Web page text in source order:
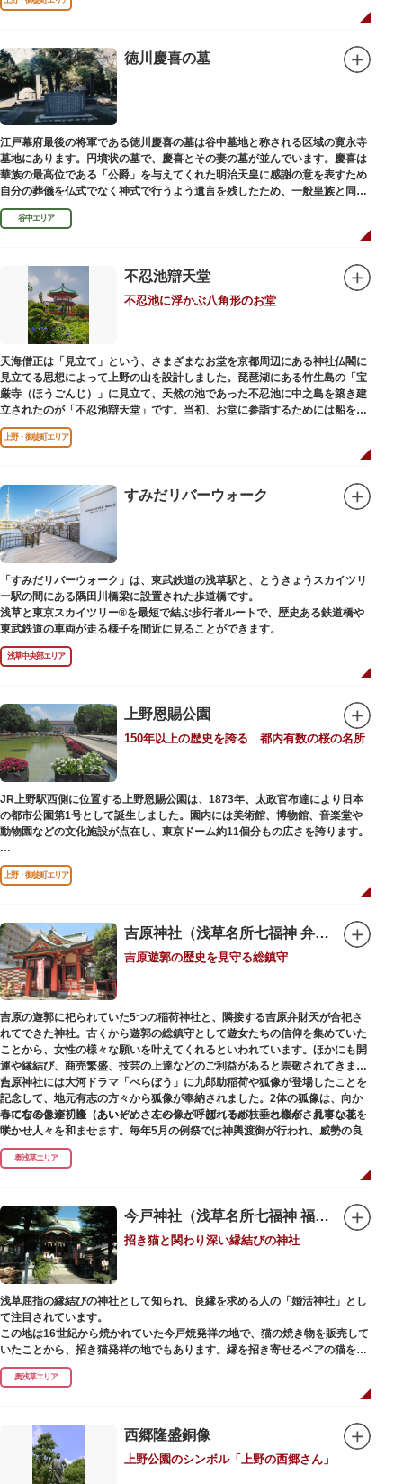
【洋館】
鹿鳴館の建築家として知られるジョサイア・コンドルによって設計された西
ています。
【撞球室】
当時の日本では非常に珍しいスイスの山小屋風の撞球室（ビリヤード場）
で、洋館から地下道でつながっています。通常は非公開ですが、毎月15日
（10月のみ10/16）に先着順で限定公開されています。
【和館大広間】
洋館に併置された名棟 梁大河喜十郎の手によるものと伝えられている書院造
りの和館で、当時は550坪に及ぶ洋館を遥かにしのぐ規模でしたが、現在は
冠婚葬祭などに使われていた大広間の1棟だけが残っています。
を一部踏襲している広大な庭は、建築様式同様に和洋併置式とされ、「芝
庭」をもつ近代庭園の初期の形を残しています。江戸時代の石碑や手水鉢、
庭石などが見られ、煉瓦塀を含めた敷地全体が重要文化財に指定されていま
徳川慶喜の墓
江戸幕府最後の将軍である徳川慶喜の墓は谷中墓地と称される区域の寛永寺
墓地にあります。円墳状の墓で、慶喜とその妻の墓が並んでいます。慶喜は
華族の最高位である「公爵」を与えてくれた明治天皇に感謝の意を表すため
自分の葬儀を仏式でなく神式で行うよう遺言を残したため、一般皇族と同じ
ような円墳が建てられました。
谷中エリア
不忍池辯天堂
不忍池に浮かぶ八角形のお堂
天海僧正は「見立て」という、さまざまなお堂を京都周辺にある神社仏閣に
見立てる思想によって上野の山を設計しました。琵琶湖にある竹生島の「宝
厳寺（ほうごんじ）」に見立て、天然の池であった不忍池に中之島を築き建
立されたのが「不忍池辯天堂」です。当初、お堂に参詣するためには船を使
用していましたが、参詣者が増えたことから橋がかけられました。不忍池の
どこからでも参拝できるように、八角形の建物になったと言われ、7月から8
ご本尊である辯才天は、音楽と芸能の守り神として広く信仰され、
「辯”財”天」とも書くことから、金運上昇といったご利益もあると言われて
います。辯才天は琵琶を持った姿で知られていますが、不忍池辯天堂の辯才
天は、8本の腕に煩悩を破壊する武器をお持ちになっている「八臂辯才天
（はっぴべんざいてん）」。9月に行われる「巳成金（みなるかね）大祭」
で目にすることができます。
不忍池辯天堂には、豊臣秀吉公が大切にしていたという伝説のある、谷中七
福神とは別の「大黒天」も祀られています。
上野・御徒町エリア
すみだリバーウォーク
「すみだリバーウォーク」は、東武鉄道の浅草駅と、とうきょうスカイツリ
ー駅の間にある隅田川橋梁に設置された歩道橋です。
浅草と東京スカイツリー®を最短で結ぶ歩行者ルートで、歴史ある鉄道橋や
東武鉄道の車両が走る様子を間近に見ることができます。
浅草中央部エリア
上野恩賜公園
150年以上の歴史を誇る 都内有数の桜の名所
JR上野駅西側に位置する上野恩賜公園は、1873年、太政官布達により日本
の都市公園第1号として誕生しました。園内には美術館、博物館、音楽堂や
動物園などの文化施設が点在し、東京ドーム約11個分もの広さを誇ります。
ソメイヨシノやヤマザクラなど約1,200本の桜が植えられた園内は、桜の名
所としても有名。シーズンにはライトアップされた夜桜が一層風情を添え、
例年延べ330万人近い人出となります。不忍池（しのばずのいけ）は江戸時
ので、バードウォッチングを楽しむ人の姿も見られるスポットです。
美術館や博物館で国内外の芸術作品や文化・自然科学に触れたり、歴史の薫
りを感じながら史跡巡りを楽しんではいかがでしょうか。1日では見てまわ
りきれないほどの魅力にあふれた公園です。
上野・御徒町エリア
吉原神社（浅草名所七福神 弁財天）
吉原遊郭の歴史を見守る総鎮守
吉原の遊郭に祀られていた5つの稲荷神社と、隣接する吉原弁財天が合祀さ
れてできた神社。古くから遊郭の総鎮守として遊女たちの信仰を集めていた
ことから、女性の様々な願いを叶えてくれるといわれています。ほかにも開
運や縁結び、商売繁盛、技芸の上達などのご利益があると崇敬されてきまし
た。
春になると逢初桜（あいぞめさくら）と呼ばれるが枝垂れ桜が、見事な花を
咲かせ人々を和ませます。毎年5月の例祭では神輿渡御が行われ、威勢の良
い掛け声とともに各町は活気にあふれます。
吉原弁財天は浅草名所七福神の一社・弁財天にあたり、七福神に関する授与
吉原神社には大河ドラマ「べらぼう」に九郎助稲荷や狐像が登場したことを
記念して、地元有志の方々から狐像が奉納されました。2体の狐像は、向か
って右の像が「逢（あい）」、左の像が「初（そめ）」と命名されていま
す。
奥浅草エリア
今戸神社（浅草名所七福神 福禄寿）
招き猫と関わり深い縁結びの神社
浅草屈指の縁結びの神社として知られ、良縁を求める人の「婚活神社」とし
て注目されています。
この地は16世紀から焼かれていた今戸焼発祥の地で、猫の焼き物を販売して
いたことから、招き猫発祥の地でもあります。縁を招き寄せるペアの猫をモ
チーフにした絵馬や御朱印帳も人気です。
1063（康平6）年、時の奥羽鎮守府源頼朝・義家父子が祈願し鎌倉の鶴ヶ丘
末に活躍した新選組沖田総司の終焉の地の碑も佇んでいます。また、浅草名
所七福神の福禄寿が祀られており、七福神詣りの参拝客でも賑わうスポット
奥浅草エリア
西郷隆盛銅像
上野公園のシンボル「上野の西郷さん」